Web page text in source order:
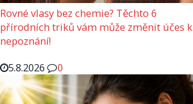
Rovné vlasy bez chemie? Těchto 6
přírodních triků vám může změnit účes k
nepoznání!
5.8.2026
0